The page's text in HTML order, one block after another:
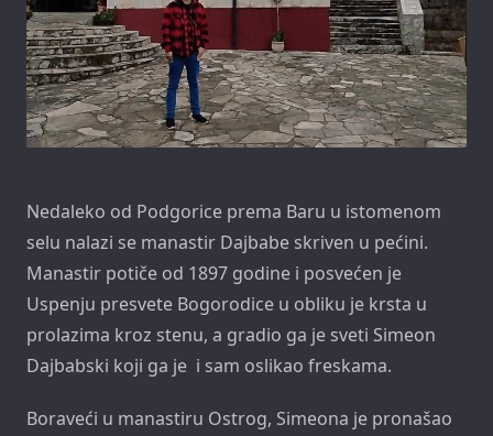
Nedaleko od Podgorice prema Baru u istomenom
selu nalazi se manastir Dajbabe skriven u pećini.
Manastir potiče od 1897 godine i posvećen je
Uspenju presvete Bogorodice u obliku je krsta u
prolazima kroz stenu, a gradio ga je sveti Simeon
Dajbabski koji ga je i sam oslikao freskama.
Boraveći u manastiru Ostrog, Simeona je pronašao